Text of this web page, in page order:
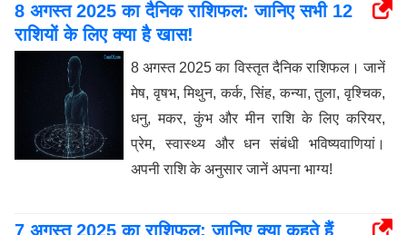
8 अगस्त 2025 का दैनिक राशिफल: जानिए सभी 12
राशियों के लिए क्या है खास!
8 अगस्त 2025 का विस्तृत दैनिक राशिफल। जानें
मेष, वृषभ, मिथुन, कर्क, सिंह, कन्या, तुला, वृश्चिक,
धनु, मकर, कुंभ और मीन राशि के लिए करियर,
प्रेम, स्वास्थ्य और धन संबंधी भविष्यवाणियां।
अपनी राशि के अनुसार जानें अपना भाग्य!
7 अगस्त 2025 का राशिफल: जानिए क्या कहते हैं